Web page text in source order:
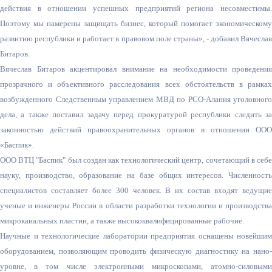
действия в отношении успешных предприятий региона несовместимы.
Поэтому мы намерены защищать бизнес, который помогает экономическому
развитию республики и работает в правовом поле страны», - добавил Вячеслав
Битаров.
Вячеслав Битаров акцентировал внимание на необходимости проведения
прозрачного и объективного расследования всех обстоятельств в рамках
возбужденного Следственным управлением МВД по РСО-Алания уголовного
дела, а также поставил задачу перед прокуратурой республики следить за
законностью действий правоохранительных органов в отношении ООО
«Баспик».
ООО ВТЦ "Баспик" был создан как технологический центр, сочетающий в себе
науку, производство, образование на базе общих интересов. Численность
специалистов составляет более 300 человек. В их состав входят ведущие
ученые и инженеры России в области разработки технологии и производства
микроканальных пластин, а также высококвалифицированные рабочие.
Научные и технологические лаборатории предприятия оснащены новейшим
оборудованием, позволяющим проводить физическую диагностику на нано-
уровне, в том числе электронными микроскопами, атомно-силовыми